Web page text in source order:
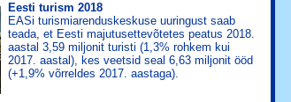
Eesti turism 2018
EASi turismiarenduskeskuse uuringust saab
teada, et Eesti majutusettevõtetes peatus 2018.
aastal 3,59 miljonit turisti (1,3% rohkem kui
2017. aastal), kes veetsid seal 6,63 miljonit ööd
(+1,9% võrreldes 2017. aastaga).